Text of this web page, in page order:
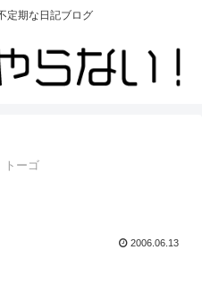
定期な日記ブログ
トーゴ
2006.06.13